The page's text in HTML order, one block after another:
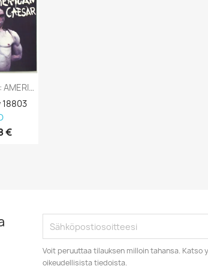
IGGY POP : AMERICAN CAESAR 1993 70L...
€
Voit peruuttaa tilauksen milloin tahansa. Katso
oikeudellisista tiedoista.